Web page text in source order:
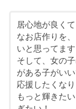
居心地が良く
なお店作りを
いと思ってます
そして、女の
がある子がいい
応援したくな
もっと輝きた